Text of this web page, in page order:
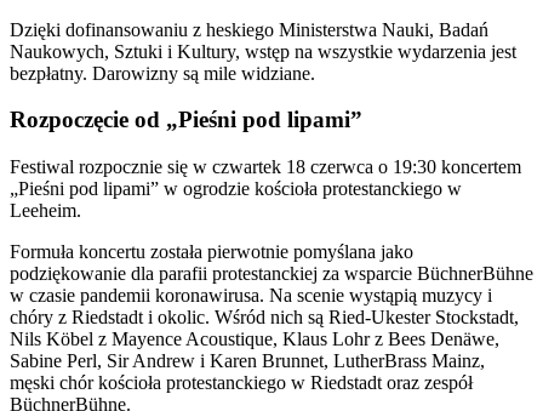
Dzięki dofinansowaniu z heskiego Ministerstwa Nauki, Badań
Naukowych, Sztuki i Kultury, wstęp na wszystkie wydarzenia jest
bezpłatny. Darowizny są mile widziane.
Rozpoczęcie od „Pieśni pod lipami”
Festiwal rozpocznie się w czwartek 18 czerwca o 19:30 koncertem
„Pieśni pod lipami” w ogrodzie kościoła protestanckiego w
Leeheim.
Formuła koncertu została pierwotnie pomyślana jako
podziękowanie dla parafii protestanckiej za wsparcie BüchnerBühne
w czasie pandemii koronawirusa. Na scenie wystąpią muzycy i
chóry z Riedstadt i okolic. Wśród nich są Ried-Ukester Stockstadt,
Nils Köbel z Mayence Acoustique, Klaus Lohr z Bees Denäwe,
Sabine Perl, Sir Andrew i Karen Brunnet, LutherBrass Mainz,
męski chór kościoła protestanckiego w Riedstadt oraz zespół
BüchnerBühne.